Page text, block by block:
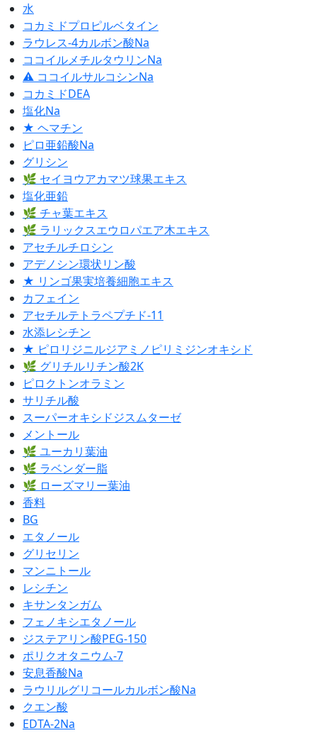
水
コカミドプロピルベタイン
ラウレス-4カルボン酸Na
ココイルメチルタウリンNa
⚠ ココイルサルコシンNa
コカミドDEA
塩化Na
★ ヘマチン
ピロ亜鉛酸Na
グリシン
🌿 セイヨウアカマツ球果エキス
塩化亜鉛
🌿 チャ葉エキス
🌿 ラリックスエウロパエア木エキス
アセチルチロシン
アデノシン環状リン酸
★ リンゴ果実培養細胞エキス
カフェイン
アセチルテトラペプチド-11
水添レシチン
★ ピロリジニルジアミノピリミジンオキシド
🌿 グリチルリチン酸2K
ピロクトンオラミン
サリチル酸
スーパーオキシドジスムターゼ
メントール
🌿 ユーカリ葉油
🌿 ラベンダー脂
🌿 ローズマリー葉油
香料
BG
エタノール
グリセリン
マンニトール
レシチン
キサンタンガム
フェノキシエタノール
ジステアリン酸PEG-150
ポリクオタニウム-7
安息香酸Na
ラウリルグリコールカルボン酸Na
クエン酸
EDTA-2Na